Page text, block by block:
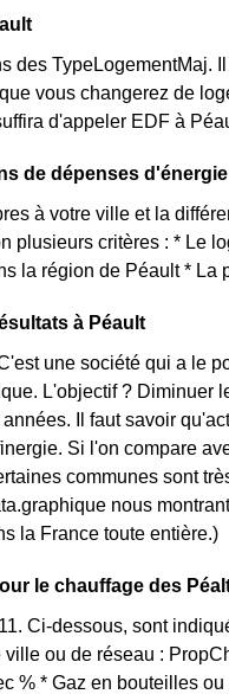
des TypeLogementMaj.
vous changerez de
d'appeler EDF à
de dépenses
à votre ville et la
plusieurs critères : * Le
la région de Péault * La
à Péault
une société qui a le
L'objectif ? Diminuer
Il faut savoir
Si l'on compare
communes sont
nous
la France toute entière.)
le chauffage des
Ci-dessous, sont
ou de réseau :
% * Gaz en bouteilles